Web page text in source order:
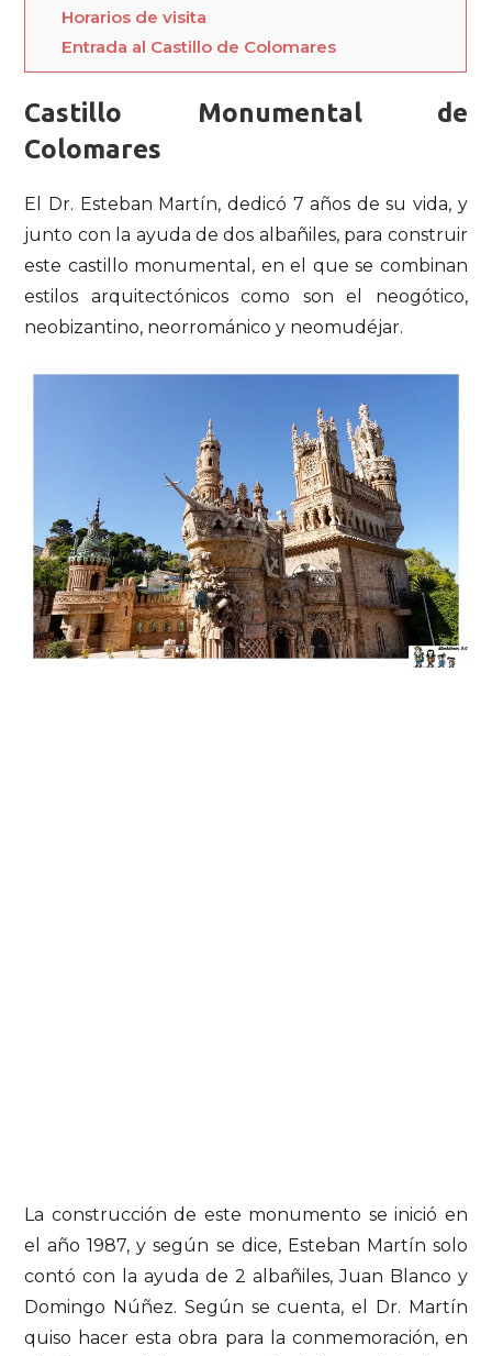
Horarios de visita
Entrada al Castillo de Colomares
Castillo Monumental de
Colomares
El Dr. Esteban Martín, dedicó 7 años de su vida, y
junto con la ayuda de dos albañiles, para construir
este castillo monumental, en el que se combinan
estilos arquitectónicos como son el neogótico,
neobizantino, neorrománico y neomudéjar.
La construcción de este monumento se inició en
el año 1987, y según se dice, Esteban Martín solo
contó con la ayuda de 2 albañiles, Juan Blanco y
Domingo Núñez. Según se cuenta, el Dr. Martín
quiso hacer esta obra para la conmemoración, en